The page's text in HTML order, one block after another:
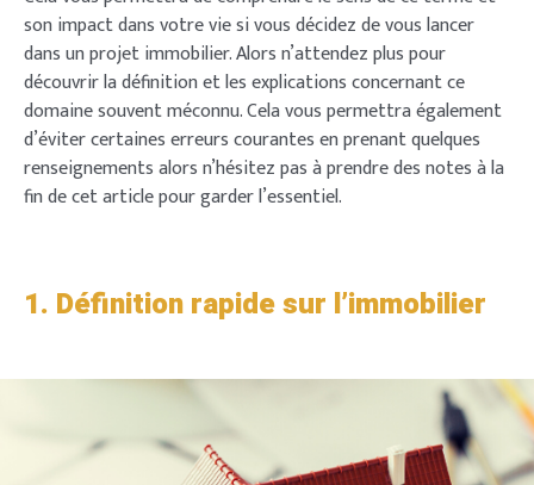
son impact dans votre vie si vous décidez de vous lancer
dans un projet immobilier. Alors n’attendez plus pour
découvrir la définition et les explications concernant ce
domaine souvent méconnu. Cela vous permettra également
d’éviter certaines erreurs courantes en prenant quelques
renseignements alors n’hésitez pas à prendre des notes à la
fin de cet article pour garder l’essentiel.
1. Définition rapide sur l’immobilier